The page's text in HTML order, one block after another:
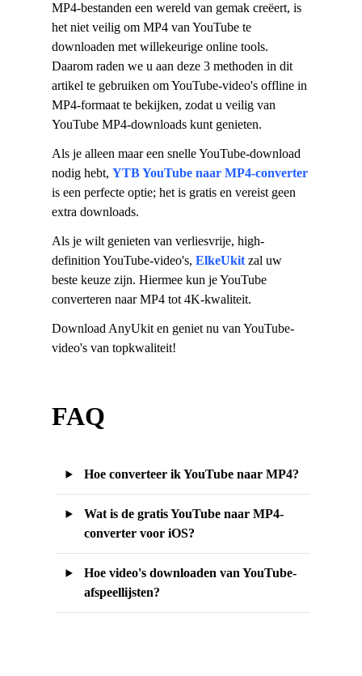
MP4-bestanden een wereld van gemak creëert, is
het niet veilig om MP4 van YouTube te
downloaden met willekeurige online tools.
Daarom raden we u aan deze 3 methoden in dit
artikel te gebruiken om YouTube-video's offline in
MP4-formaat te bekijken, zodat u veilig van
YouTube MP4-downloads kunt genieten.
Als je alleen maar een snelle YouTube-download
nodig hebt, YTB ​​YouTube naar MP4-converter
is een perfecte optie; het is gratis en vereist geen
extra downloads.
Als je wilt genieten van verliesvrije, high-
definition YouTube-video's, ElkeUkit zal uw
beste keuze zijn. Hiermee kun je YouTube
converteren naar MP4 tot 4K-kwaliteit.
Download AnyUkit en geniet nu van YouTube-
video's van topkwaliteit!
FAQ
Hoe converteer ik YouTube naar MP4?
Wat is de gratis YouTube naar MP4-
converter voor iOS?
Hoe video's downloaden van YouTube-
afspeellijsten?